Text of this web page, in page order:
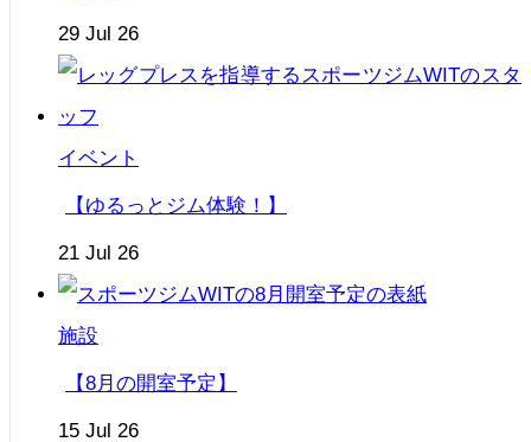
29 Jul 26
イベント
【ゆるっとジム体験！】
21 Jul 26
施設
【8月の開室予定】
15 Jul 26